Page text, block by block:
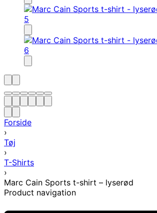
Forside
›
Tøj
›
T-Shirts
›
Marc Cain Sports t-shirt – lyserød
Product navigation